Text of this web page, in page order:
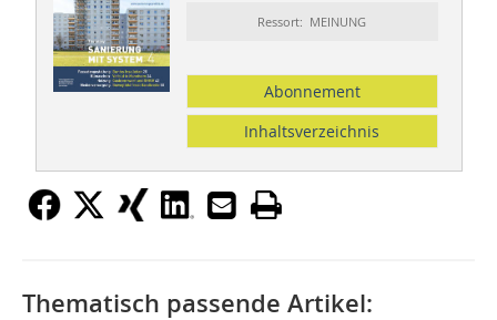
Ressort: MEINUNG
Abonnement
Inhaltsverzeichnis
Thematisch passende Artikel: